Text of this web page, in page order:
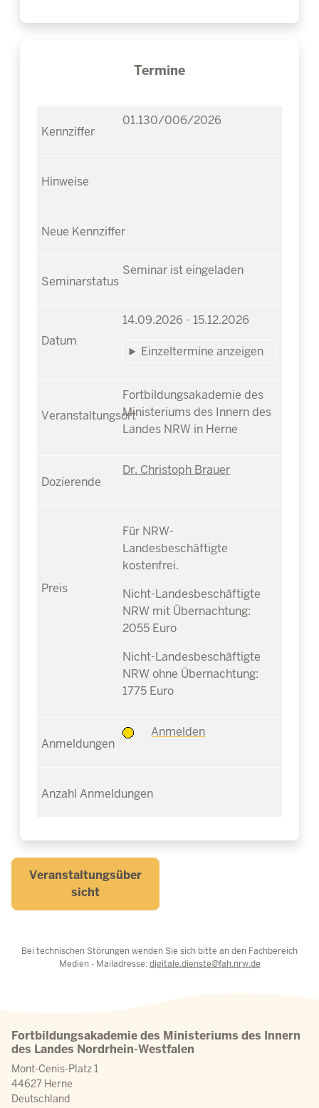
Termine
01.130/006/2026
Seminar ist eingeladen
14.09.2026 - 15.12.2026
Einzeltermine anzeigen
Fortbildungsakademie des
Ministeriums des Innern des
Landes NRW in Herne
Dr. Christoph Brauer
Für NRW-
Landesbeschäftigte
kostenfrei.
Nicht-Landesbeschäftigte
NRW mit Übernachtung:
2055 Euro
Nicht-Landesbeschäftigte
NRW ohne Übernachtung:
1775 Euro
Anmelden
Veranstaltungsüber
sicht
Bei technischen Störungen wenden Sie sich bitte an den Fachbereich
Medien - Mailadresse:digitale.dienste@fah.nrw.de
Fortbildungsakademie des Ministeriums des Innern
des Landes Nordrhein-Westfalen
Mont-Cenis-Platz 1
44627 Herne
Deutschland